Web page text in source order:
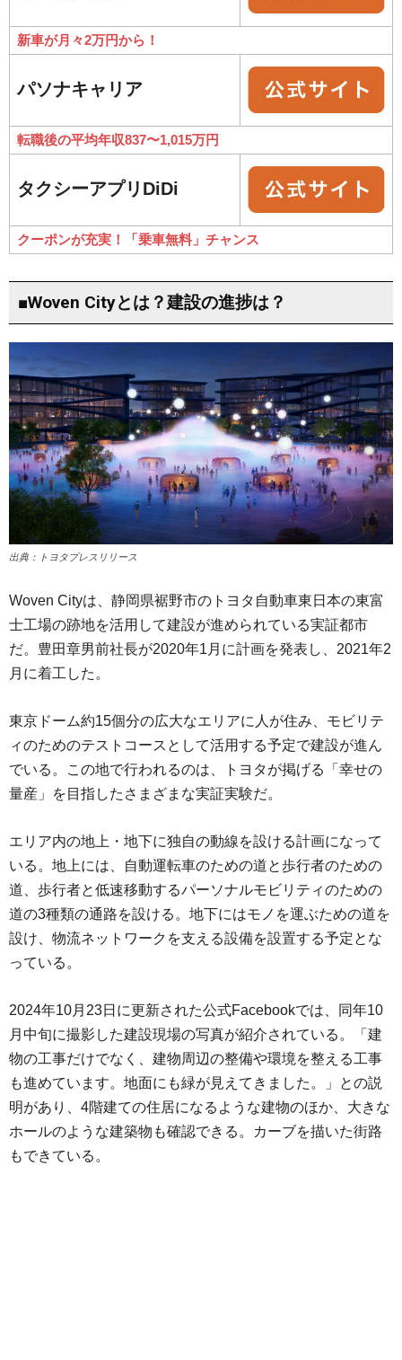
新車が月々2万円から！
パソナキャリア
転職後の平均年収837〜1,015万円
タクシーアプリDiDi
クーポンが充実！「乗車無料」チャンス
■Woven Cityとは？建設の進捗は？
出典：トヨタプレスリリース
Woven Cityは、静岡県裾野市のトヨタ自動車東日本の東富
士工場の跡地を活用して建設が進められている実証都市
だ。豊田章男前社長が2020年1月に計画を発表し、2021年2
月に着工した。
東京ドーム約15個分の広大なエリアに人が住み、モビリテ
ィのためのテストコースとして活用する予定で建設が進ん
でいる。この地で行われるのは、トヨタが掲げる「幸せの
量産」を目指したさまざまな実証実験だ。
エリア内の地上・地下に独自の動線を設ける計画になって
いる。地上には、自動運転車のための道と歩行者のための
道、歩行者と低速移動するパーソナルモビリティのための
道の3種類の通路を設ける。地下にはモノを運ぶための道を
設け、物流ネットワークを支える設備を設置する予定とな
っている。
2024年10月23日に更新された公式Facebookでは、同年10
月中旬に撮影した建設現場の写真が紹介されている。「建
物の工事だけでなく、建物周辺の整備や環境を整える工事
も進めています。地面にも緑が見えてきました。」との説
明があり、4階建ての住居になるような建物のほか、大きな
ホールのような建築物も確認できる。カーブを描いた街路
もできている。